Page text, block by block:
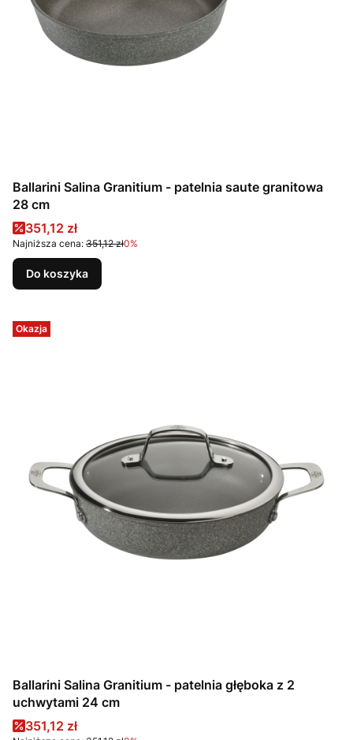
Ballarini Salina Granitium - patelnia saute granitowa
28 cm
Cena promocyjna
351,12 zł
Najniższa cena: 351,12 zł0%
Do koszyka
Okazja
Ballarini Salina Granitium - patelnia głęboka z 2
uchwytami 24 cm
Cena promocyjna
351,12 zł